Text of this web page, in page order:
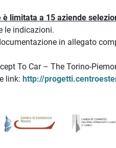
limitata a 15 aziende
le indicazioni.
in allegato
To Car – The Torino-
link: http://